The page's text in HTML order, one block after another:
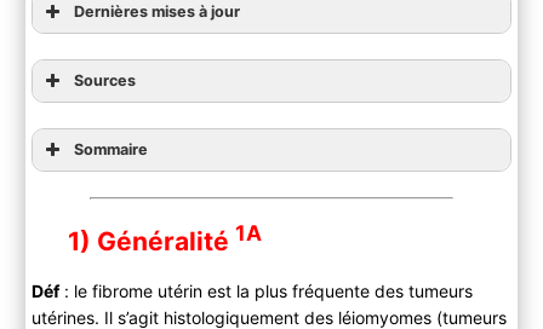
Dernières mises à jour
Sources
Sommaire
1) Généralité 1A
Déf: le fibrome utérin est la plus fréquente des tumeurs
utérines. Il s’agit histologiquement des léiomyomes (tumeurs